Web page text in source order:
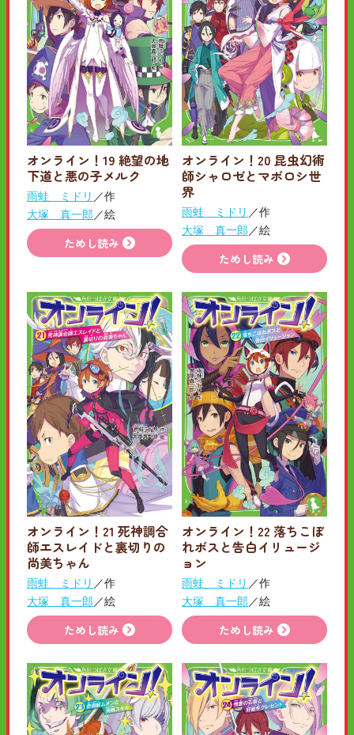
オンライン！19 絶望の地
下道と悪の子メルク
雨蛙 ミドリ ／作
大塚 真一郎 ／絵
ためし読み
オンライン！20 昆虫幻術
師シャロゼとマボロシ世
界
雨蛙 ミドリ ／作
大塚 真一郎 ／絵
ためし読み
オンライン！21 死神調合
師エスレイドと裏切りの
尚美ちゃん
雨蛙 ミドリ ／作
大塚 真一郎 ／絵
ためし読み
オンライン！22 落ちこぼ
れボスと告白イリュージ
ョン
雨蛙 ミドリ ／作
大塚 真一郎 ／絵
ためし読み